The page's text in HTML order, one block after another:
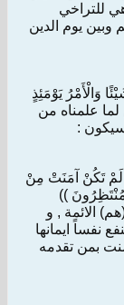
للتراخي
وبين يوم الدين
وَالْأَمْرُ يَوْمَئِذٍ
علمناه من
سيكون :
لَمْ تَكُنْ آمَنَتْ مِنْ
مُنْتَظِرُونَ ))
الائمة , و
نفساً ايمانها
بمن تقدمه